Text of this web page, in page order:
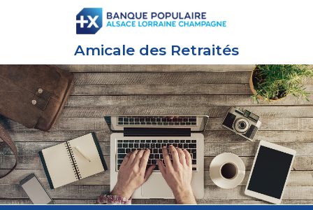
Amicale des Retraités